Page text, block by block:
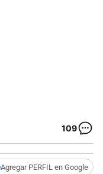
109
Agregar PERFIL en Google